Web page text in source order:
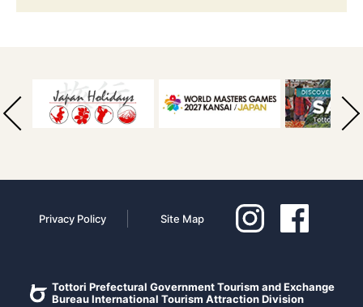
Privacy Policy Site Map
Tottori Prefectural Government Tourism and Exchange
Bureau International Tourism Attraction Division